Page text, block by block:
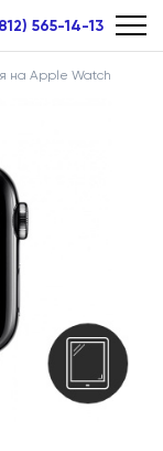
565-14-13
на Apple Watch